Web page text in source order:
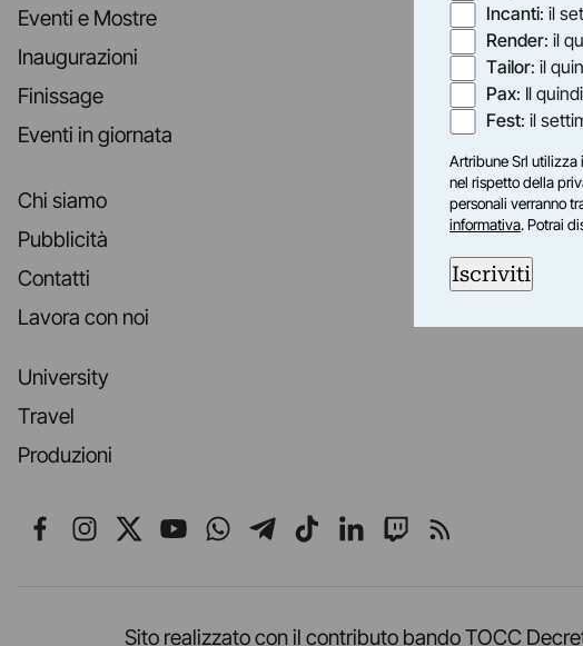
Eventi e Mostre
Inaugurazioni
Finissage
Eventi in giornata
Chi siamo
Pubblicità
Contatti
Lavora con noi
University
Travel
Produzioni
Seguici su Facebook
Seguici su Instagram
Seguici su X
Seguici su YouTube
Seguici su WhatsApp
Seguici su Telegram
Seguici su TikTok
Seguici su LinkedIn
Seguici su
Seguici su
Sito realizzato con il contributo bando TOCC
Incanti: il
Render: il
Tailor: il
Pax: Il
Fest: il
Artribune Srl utilizza
nel rispetto della
personali verranno
informativa. Potrai
Iscriviti